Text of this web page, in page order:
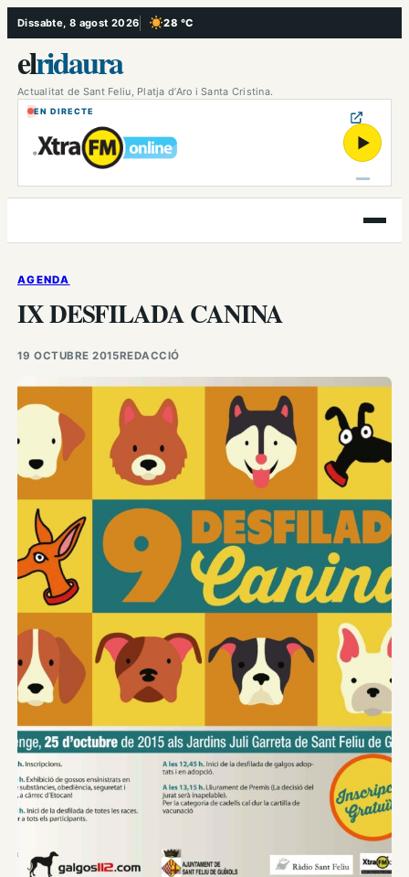
Vés
al
contingut
Dissabte, 8 agost 2026 28 °C
, Cel serè
elridaura
Actualitat de Sant Feliu, Platja d’Aro i Santa Cristina.
EN DIRECTE
▶
Obre
el
AGENDA
IX DESFILADA CANINA
19 OCTUBRE 2015REDACCIÓ